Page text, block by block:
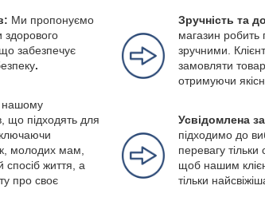
Ми пропонуємо
здорового
забезпечує
.
що підходять для
молодих мам,
спосіб життя, а
про своє
Зручність та
магазин робить
зручними.
замовляти
отримуючи
Усвідомлена
підходимо до
перевагу
щоб нашим
тільки